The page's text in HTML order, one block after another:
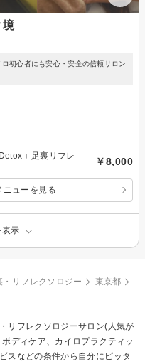
境
初心者にも安心・安全の信頼サロン
＋足裏リフレ
￥8,000
ニューを見る
表示
・リフレクソロジー
東京都
リフレクソロジーサロン(人気が
ディケア、カイロプラクティッ
スなどの条件から自分にピッタ